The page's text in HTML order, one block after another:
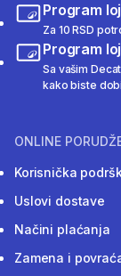
Program
Za 10 RSD
Program
Sa vašim
kako biste
ONLINE
Korisnička
Uslovi dostave
Načini plaćanja
Zamena i